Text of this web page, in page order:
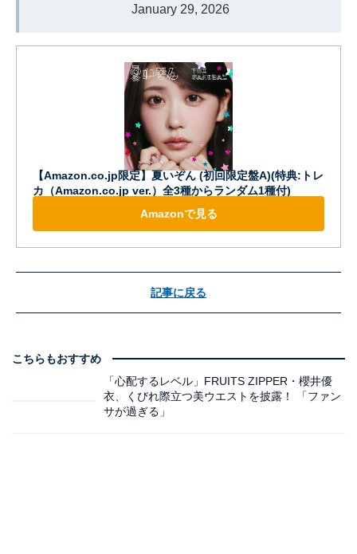
January 29, 2026
【Amazon.co.jp限定】夏いぞん (初回限定盤A)(特典:トレ
カ（Amazon.co.jp ver.）全3種からランダム1種付)
Amazonで見る
記事に戻る
こちらもおすすめ
「心配するレベル」FRUITS ZIPPER・櫻井優
衣、くびれ際立つ美ウエストを披露！ 「ファン
サが過ぎる」